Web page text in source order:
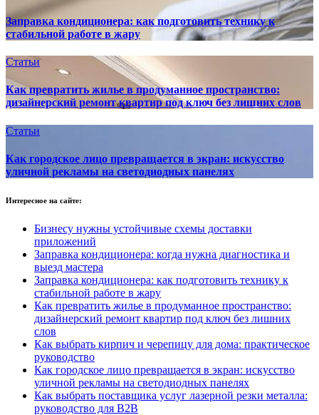
Заправка кондиционера: как подготовить технику к
стабильной работе в жару
Статьи
Как превратить жилье в продуманное пространство:
дизайнерский ремонт квартир под ключ без лишних слов
Статьи
Как городское лицо превращается в экран: искусство
уличной рекламы на светодиодных панелях
Интересное на сайте:
Бизнесу нужны устойчивые схемы доставки
приложений
Заправка кондиционера: когда нужна диагностика и
выезд мастера
Заправка кондиционера: как подготовить технику к
стабильной работе в жару
Как превратить жилье в продуманное пространство:
дизайнерский ремонт квартир под ключ без лишних
слов
Как выбрать кирпич и черепицу для дома: практическое
руководство
Как городское лицо превращается в экран: искусство
уличной рекламы на светодиодных панелях
Как выбрать поставщика услуг лазерной резки металла:
руководство для B2B